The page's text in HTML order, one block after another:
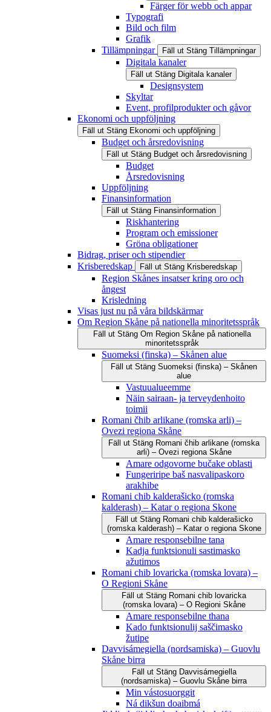
Färger för webb och appar
Typografi
Bild och film
Grafik
Tillämpningar
Fäll ut Stäng Tillämpningar
Digitala kanaler
Fäll ut Stäng Digitala kanaler
Designsystem
Skyltar
Event, profilprodukter och gåvor
Ekonomi och uppföljning
Fäll ut Stäng Ekonomi och uppföljning
Budget och årsredovisning
Fäll ut Stäng Budget och årsredovisning
Budget
Årsredovisning
Uppföljning
Finansinformation
Fäll ut Stäng Finansinformation
Riskhantering
Program och emissioner
Gröna obligationer
Bidrag, priser och stipendier
Krisberedskap
Fäll ut Stäng Krisberedskap
Region Skånes insatser kring oro och
ångest
Krisledning
Visas just nu på våra bildskärmar
Om Region Skåne på nationella minoritetsspråk
Fäll ut Stäng Om Region Skåne på nationella
minoritetsspråk
Suomeksi (finska) – Skånen alue
Fäll ut Stäng Suomeksi (finska) – Skånen
alue
Vastuualueemme
Näin sairaan- ja terveydenhoito
toimii
Romani čhib arlikane (romska arli) –
Ovezi regiona Skåne
Fäll ut Stäng Romani čhib arlikane (romska
arli) – Ovezi regiona Skåne
Amare odgovorne bučake oblasti
Fungeriripe baš nasvalipaskoro
arakhibe
Romani chib kalderašicko (romska
kalderash) – Katar o regiona Skone
Fäll ut Stäng Romani chib kalderašicko
(romska kalderash) – Katar o regiona Skone
Amare responsebilne tana
Kadja funktsionuli sastimasko
ažutimos
Romani chib lovaricka (romska lovara) –
O Regioni Skåne
Fäll ut Stäng Romani chib lovaricka
(romska lovara) – O Regioni Skåne
Amare responsebilne thana
Kado funktsionulij saščimasko
žutipe
Davvisámegiella (nordsamiska) – Guovlu
Skåne birra
Fäll ut Stäng Davvisámegiella
(nordsamiska) – Guovlu Skåne birra
Min vástosuorggit
Ná dikšun doaibmá